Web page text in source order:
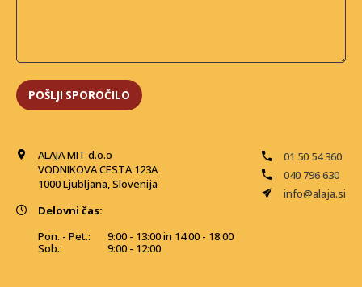
ALAJA MIT d.o.o
VODNIKOVA CESTA 123A
1000 Ljubljana, Slovenija
01 50 54 360
040 796 630
info@alaja.si
Delovni čas:
Pon. - Pet.:
Sob.:
9:00 - 13:00 in 14:00 - 18:00
9:00 - 12:00